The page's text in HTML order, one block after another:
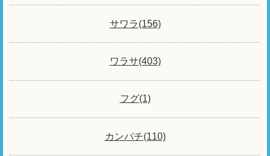
サワラ(156)
ワラサ(403)
フグ(1)
カンパチ(110)